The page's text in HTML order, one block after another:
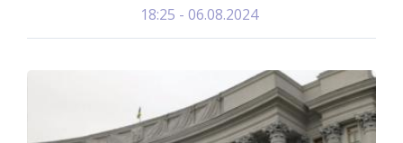
06.08.2024 - 18:25